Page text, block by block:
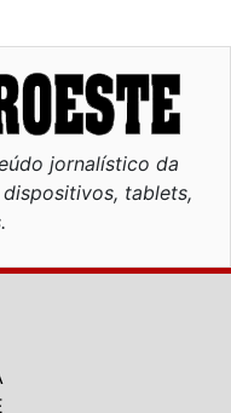
jornalístico da
tablets,